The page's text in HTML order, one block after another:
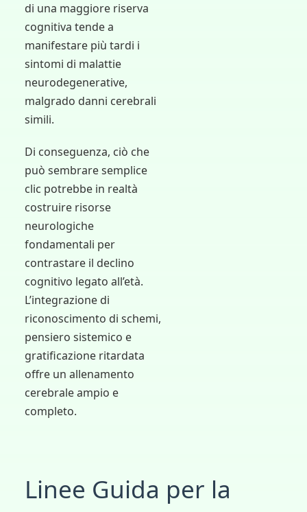
di una maggiore riserva
cognitiva tende a
manifestare più tardi i
sintomi di malattie
neurodegenerative,
malgrado danni cerebrali
simili.
Di conseguenza, ciò che
può sembrare semplice
clic potrebbe in realtà
costruire risorse
neurologiche
fondamentali per
contrastare il declino
cognitivo legato all’età.
L’integrazione di
riconoscimento di schemi,
pensiero sistemico e
gratificazione ritardata
offre un allenamento
cerebrale ampio e
completo.
Linee Guida per la